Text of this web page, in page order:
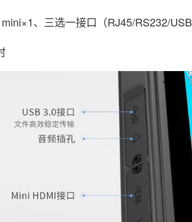
、三选一接口（RJ45/RS232/